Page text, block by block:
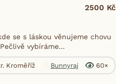
2500 Kč
se s láskou věnujeme chovu
vybíráme...
Kroměříž Bunnyraj 60×